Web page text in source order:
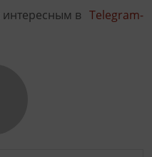
в Telegram-